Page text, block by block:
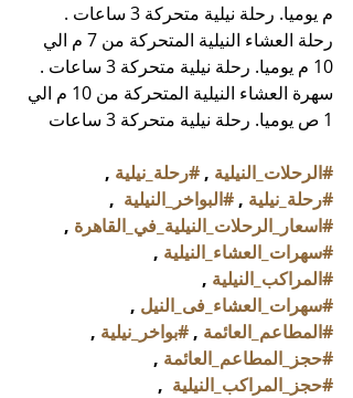
م يوميا. رحلة نيلية متحركة 3 ساعات .
رحلة العشاء النيلية المتحركة من 7 م الي
10 م يوميا. رحلة نيلية متحركة 3 ساعات .
سهرة العشاء النيلية المتحركة من 10 م الي
1 ص يوميا. رحلة نيلية متحركة 3 ساعات
#الرحلات_النيلية , #رحلة_نيلية ,
#رحلة_نيلية , #البواخر_النيلية ,
#اسعار_الرحلات_النيلية_في_القاهرة ,
#سهرات_العشاء_النيلية ,
#المراكب_النيلية ,
#سهرات_العشاء_فى_النيل ,
#المطاعم_العائمة , #بواخر_نيلية ,
#حجز_المطاعم_العائمة ,
#حجز_المراكب_النيلية ,